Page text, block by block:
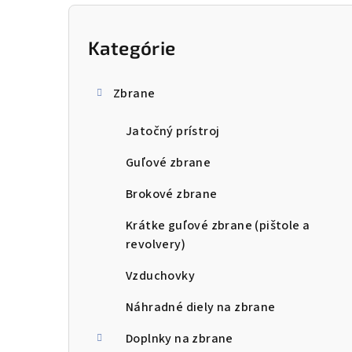
B
Preskočiť
kategórie
Kategórie
Zbrane
Jatočný prístroj
Guľové zbrane
Brokové zbrane
Krátke guľové zbrane (pištole a
revolvery)
Vzduchovky
Náhradné diely na zbrane
Doplnky na zbrane